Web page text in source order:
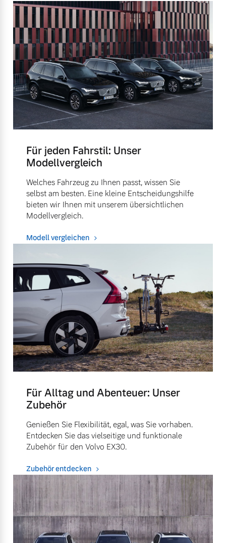
Für jeden Fahrstil: Unser
Modellvergleich
Welches Fahrzeug zu Ihnen passt, wissen Sie
selbst am besten. Eine kleine Entscheidungshilfe
bieten wir Ihnen mit unserem übersichtlichen
Modellvergleich.
Modell vergleichen
Für Alltag und Abenteuer: Unser
Zubehör
Genießen Sie Flexibilität, egal, was Sie vorhaben.
Entdecken Sie das vielseitige und funktionale
Zubehör für den Volvo EX30.
Zubehör entdecken